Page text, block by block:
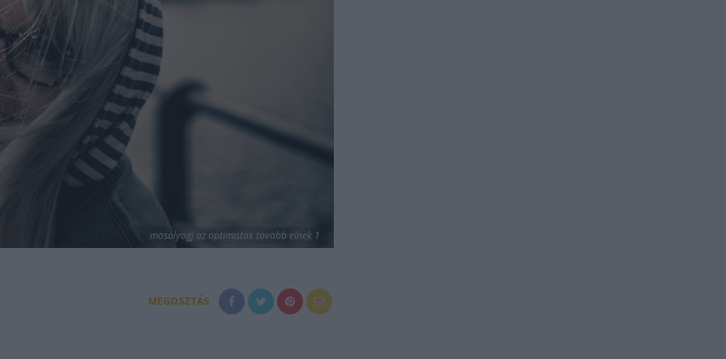
mosolyogj az optimistak tovabb elnek 1
MEGOSZTÁS